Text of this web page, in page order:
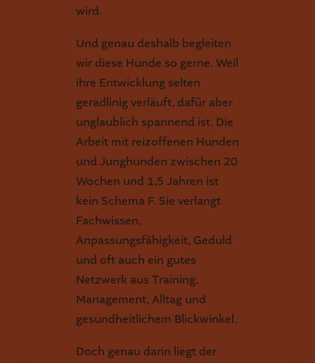
wird.
Und genau deshalb begleiten
wir diese Hunde so gerne. Weil
ihre Entwicklung selten
geradlinig verläuft, dafür aber
unglaublich spannend ist. Die
Arbeit mit reizoffenen Hunden
und Junghunden zwischen 20
Wochen und 1,5 Jahren ist
kein Schema F. Sie verlangt
Fachwissen,
Anpassungsfähigkeit, Geduld
und oft auch ein gutes
Netzwerk aus Training,
Management, Alltag und
gesundheitlichem Blickwinkel.
Doch genau darin liegt der